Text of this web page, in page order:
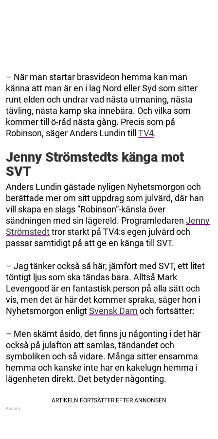
– När man startar brasvideon hemma kan man
känna att man är en i lag Nord eller Syd som sitter
runt elden och undrar vad nästa utmaning, nästa
tävling, nästa kamp ska innebära. Och vilka som
kommer till ö-råd nästa gång. Precis som på
Robinson, säger Anders Lundin till TV4.
Jenny Strömstedts känga mot
SVT
Anders Lundin gästade nyligen Nyhetsmorgon och
berättade mer om sitt uppdrag som julvärd, där han
vill skapa en slags ”Robinson”-känsla över
sändningen med sin lägereld. Programledaren Jenny
Strömstedttror starkt på TV4:s egen julvärd och
passar samtidigt på att ge en känga till SVT.
– Jag tänker också så här, jämfört med SVT, ett litet
töntigt ljus som ska tändas bara. Alltså Mark
Levengood är en fantastisk person på alla sätt och
vis, men det är här det kommer spraka, säger hon i
Nyhetsmorgon enligtSvensk Dam och fortsätter:
– Men skämt åsido, det finns ju någonting i det här
också på julafton att samlas, tändandet och
symboliken och så vidare. Många sitter ensamma
hemma och kanske inte har en kakelugn hemma i
lägenheten direkt. Det betyder någonting.